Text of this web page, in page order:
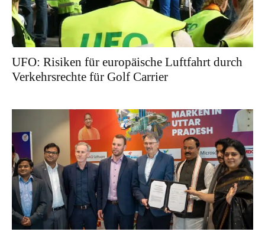
UFO: Risiken für europäische Luftfahrt durch
Verkehrsrechte für Golf Carrier